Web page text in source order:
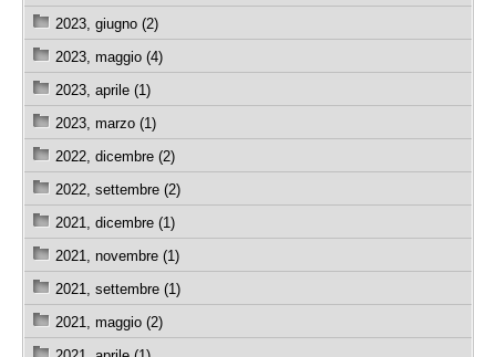
2023, giugno (2)
2023, maggio (4)
2023, aprile (1)
2023, marzo (1)
2022, dicembre (2)
2022, settembre (2)
2021, dicembre (1)
2021, novembre (1)
2021, settembre (1)
2021, maggio (2)